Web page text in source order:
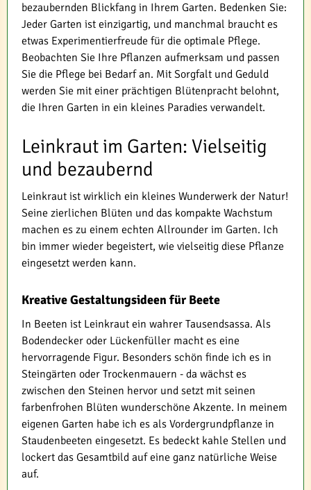
bezaubernden Blickfang in Ihrem Garten. Bedenken Sie:
Jeder Garten ist einzigartig, und manchmal braucht es
etwas Experimentierfreude für die optimale Pflege.
Beobachten Sie Ihre Pflanzen aufmerksam und passen
Sie die Pflege bei Bedarf an. Mit Sorgfalt und Geduld
werden Sie mit einer prächtigen Blütenpracht belohnt,
die Ihren Garten in ein kleines Paradies verwandelt.
Leinkraut im Garten: Vielseitig
und bezaubernd
Leinkraut ist wirklich ein kleines Wunderwerk der Natur!
Seine zierlichen Blüten und das kompakte Wachstum
machen es zu einem echten Allrounder im Garten. Ich
bin immer wieder begeistert, wie vielseitig diese Pflanze
eingesetzt werden kann.
Kreative Gestaltungsideen für Beete
In Beeten ist Leinkraut ein wahrer Tausendsassa. Als
Bodendecker oder Lückenfüller macht es eine
hervorragende Figur. Besonders schön finde ich es in
Steingärten oder Trockenmauern - da wächst es
zwischen den Steinen hervor und setzt mit seinen
farbenfrohen Blüten wunderschöne Akzente. In meinem
eigenen Garten habe ich es als Vordergrundpflanze in
Staudenbeeten eingesetzt. Es bedeckt kahle Stellen und
lockert das Gesamtbild auf eine ganz natürliche Weise
auf.